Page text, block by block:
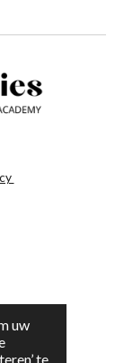
uw
te